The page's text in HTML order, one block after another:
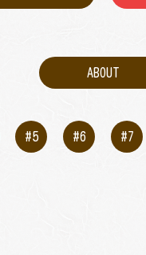
ABOUT
#5 #6 #7